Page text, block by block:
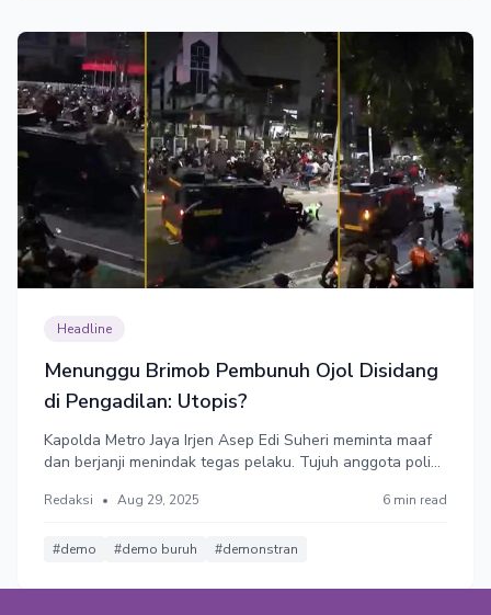
Headline
Menunggu Brimob Pembunuh Ojol Disidang
di Pengadilan: Utopis?
Kapolda Metro Jaya Irjen Asep Edi Suheri meminta maaf
dan berjanji menindak tegas pelaku. Tujuh anggota polisi
(ojol) diamankan dan diperiksa. Insiden ini membuktikan
berujung perbaikan.
Redaksi • Aug 29, 2025 6 min read
#demo #demo buruh #demonstran